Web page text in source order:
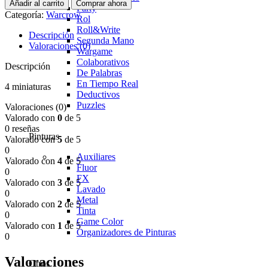
Party
Rol
Roll&Write
Segunda Mano
Wargame
Colaborativos
De Palabras
En Tiempo Real
Deductivos
Puzzles
Pinturas
Auxiliares
Fluor
FX
Lavado
Metal
Tinta
Game Color
Organizadores de Pinturas
Otros
50,00 €.46,48 €.
Battle-
scarred
Warcrow
cantidad
Añadir al carrito Comprar ahora
Categoría: Warcrow
Descripción
Valoraciones (0)
Descripción
4 miniaturas
Valoraciones (0)
Valorado con 0 de 5
0 reseñas
Valorado con5 de 5
0
Valorado con 4 de 5
0
Valorado con 3 de 5
0
Valorado con 2 de 5
0
Valorado con 1 de 5
0
Valoraciones